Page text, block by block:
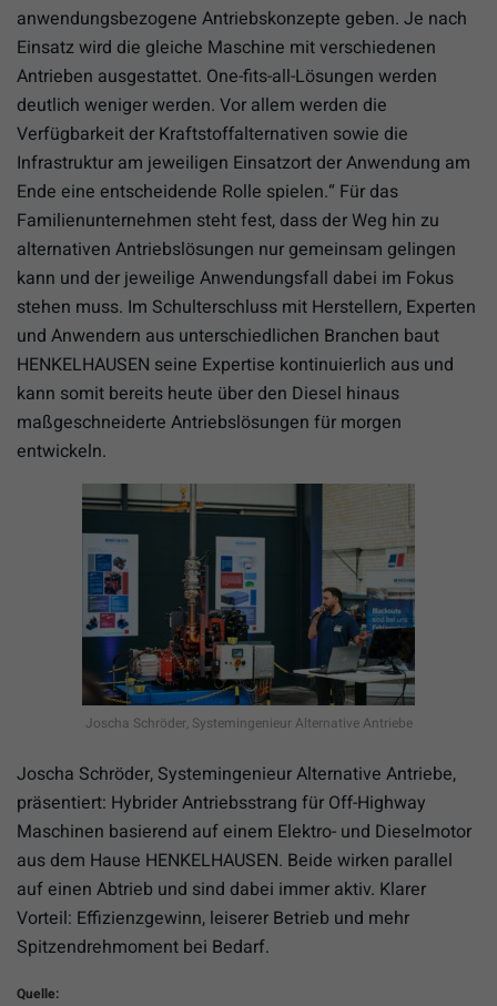
anwendungsbezogene Antriebskonzepte geben. Je nach
Einsatz wird die gleiche Maschine mit verschiedenen
Antrieben ausgestattet. One-fits-all-Lösungen werden
deutlich weniger werden. Vor allem werden die
Verfügbarkeit der Kraftstoffalternativen sowie die
Infrastruktur am jeweiligen Einsatzort der Anwendung am
Ende eine entscheidende Rolle spielen.“ Für das
Familienunternehmen steht fest, dass der Weg hin zu
alternativen Antriebslösungen nur gemeinsam gelingen
kann und der jeweilige Anwendungsfall dabei im Fokus
stehen muss. Im Schulterschluss mit Herstellern, Experten
und Anwendern aus unterschiedlichen Branchen baut
HENKELHAUSEN seine Expertise kontinuierlich aus und
kann somit bereits heute über den Diesel hinaus
maßgeschneiderte Antriebslösungen für morgen
entwickeln.
Joscha Schröder, Systemingenieur Alternative Antriebe
Joscha Schröder, Systemingenieur Alternative Antriebe,
präsentiert: Hybrider Antriebsstrang für Off-Highway
Maschinen basierend auf einem Elektro- und Dieselmotor
aus dem Hause HENKELHAUSEN. Beide wirken parallel
auf einen Abtrieb und sind dabei immer aktiv. Klarer
Vorteil: Effizienzgewinn, leiserer Betrieb und mehr
Spitzendrehmoment bei Bedarf.
Quelle: